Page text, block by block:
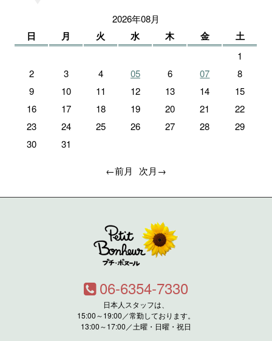
2026年08月
日 月 火 水 木 金 土
1
2
3 4 05 6 07
8
9
10 11 12 13 14
15
16
17 18 19 20 21
22
23
24 25 26 27 28
29
30
31
←前月 次月→
06-6354-7330
日本人スタッフは、
15:00～19:00／常勤しております。
13:00～17:00／土曜・日曜・祝日